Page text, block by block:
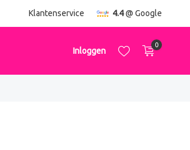
Klantenservice 4.4@ Google
Inloggen
0